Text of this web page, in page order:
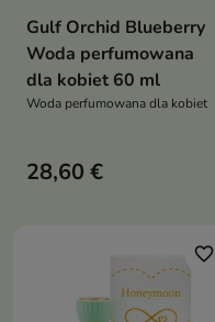
Gulf Orchid Blueberry
Woda perfumowana
dla kobiet 60 ml
Woda perfumowana dla kobiet
28,60 €
favorite_border